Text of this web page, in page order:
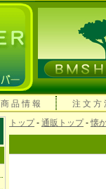
商 品 情 報 注 文 方
トップ- 通販トップ- 懐